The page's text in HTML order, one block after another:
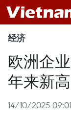
经济
欧洲企
年来新高
14/10/2025 09:01